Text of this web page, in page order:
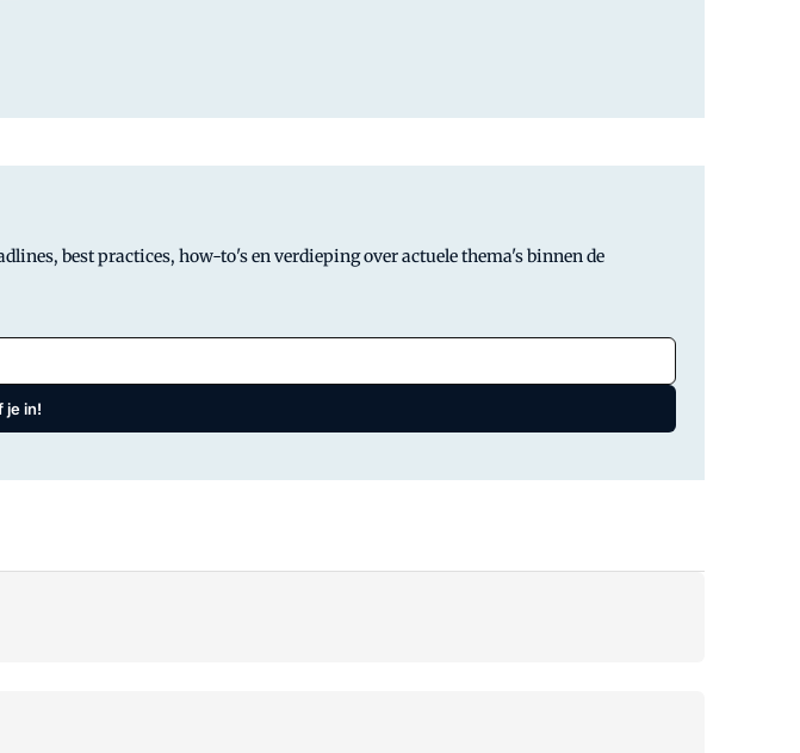
best practices, how-to's en verdieping over actuele thema's binnen de
je in!